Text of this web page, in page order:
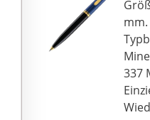
oder
mm.
337